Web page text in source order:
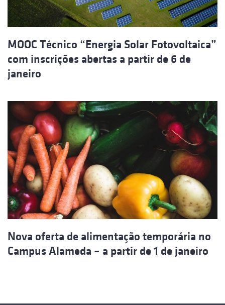
MOOC Técnico “Energia Solar Fotovoltaica”
com inscrições abertas a partir de 6 de
janeiro
Nova oferta de alimentação temporária no
Campus Alameda – a partir de 1 de janeiro